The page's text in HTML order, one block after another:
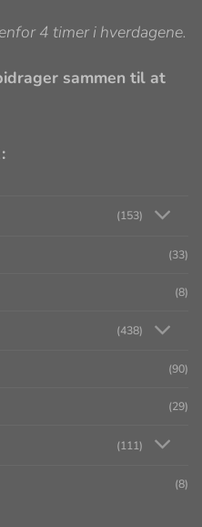
4 timer i hverdagene.
sammen til at
(153)
(33)
(8)
(438)
(90)
(29)
(111)
(8)